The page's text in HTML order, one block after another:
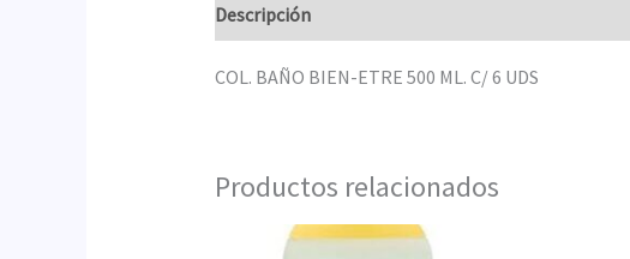
Descripción
COL. BAÑO BIEN-ETRE 500 ML. C/ 6 UDS
Productos relacionados